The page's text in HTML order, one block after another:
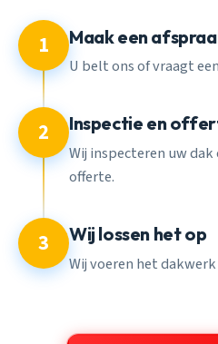
1 Maak een
U belt ons of vraagt
2 Inspectie en
Wij inspecteren uw
offerte.
3 Wij lossen het op
Wij voeren het